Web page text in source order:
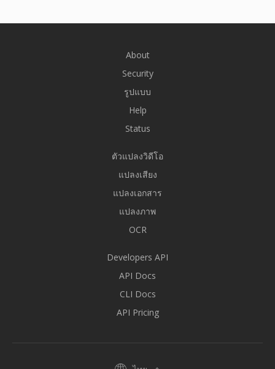
About
Security
รูปแบบ
Help
Status
ตัวแปลงวิดีโอ
แปลงเสียง
แปลงเอกสาร
แปลงภาพ
OCR
Developers API
API Docs
CLI Docs
API Pricing